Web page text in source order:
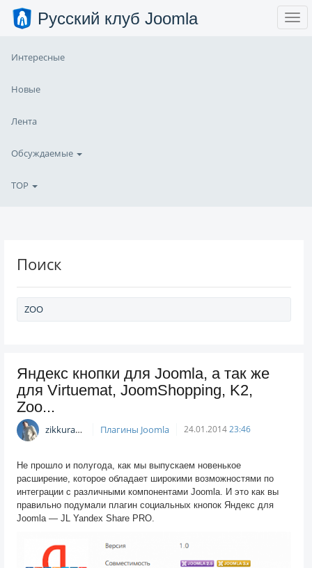
Русский клуб Joomla
Интересные
Новые
Лента
Обсуждаемые
TOP
Поиск
Яндекс кнопки для Joomla, а так же
для Virtuemat, JoomShopping, K2,
Zoo...
zikkuratvk Плагины Joomla 24.01.2014 23:46
Не прошло и полугода, как мы выпускаем новенькое
расширение, которое обладает широкими возможностями по
интеграции с различными компонентами Joomla. И это как вы
правильно подумали плагин социальных кнопок Яндекс для
Joomla — JL Yandex Share PRO.